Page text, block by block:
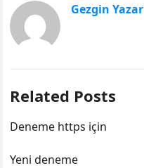
Gezgin Yazar
Related Posts
Deneme https için
Yeni deneme